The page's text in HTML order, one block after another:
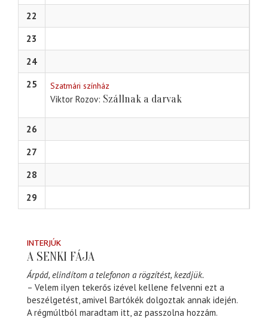
22
23
24
25
Szatmári színház
Viktor Rozov Szállnak a darvak
26
27
28
29
INTERJÚK
A SENKI FÁJA
Árpád, elindítom a telefonon a rögzítést, kezdjük.
– Velem ilyen tekerős izével kellene felvenni ezt a
beszélgetést, amivel Bartókék dolgoztak annak idején.
A régmúltból maradtam itt, az passzolna hozzám.